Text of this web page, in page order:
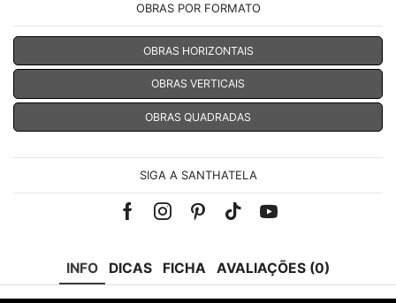
OBRAS POR FORMATO
OBRAS HORIZONTAIS
OBRAS VERTICAIS
OBRAS QUADRADAS
SIGA A SANTHATELA
FacebookInstagramPinterest
Tik-Youtube
INFO DICAS FICHA AVALIAÇÕES (0)